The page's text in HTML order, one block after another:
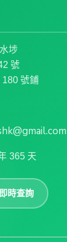
埗
號
號鋪
365 天
時查詢